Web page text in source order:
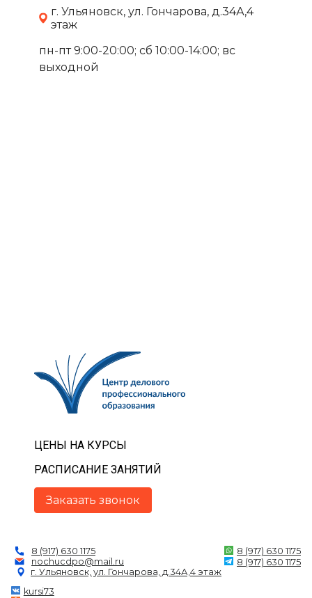
г. Ульяновск, ул. Гончарова, д.34А,4
этаж
пн-пт 9:00-20:00; сб 10:00-14:00; вс
выходной
ЦЕНЫ НА КУРСЫ
РАСПИСАНИЕ ЗАНЯТИЙ
Заказать звонок
8 (917) 630 1175
nochucdpo@mail.ru
г. Ульяновск, ул. Гончарова, д.34А,4 этаж
8 (917) 630 1175
8 (917) 630 1175
kursi73